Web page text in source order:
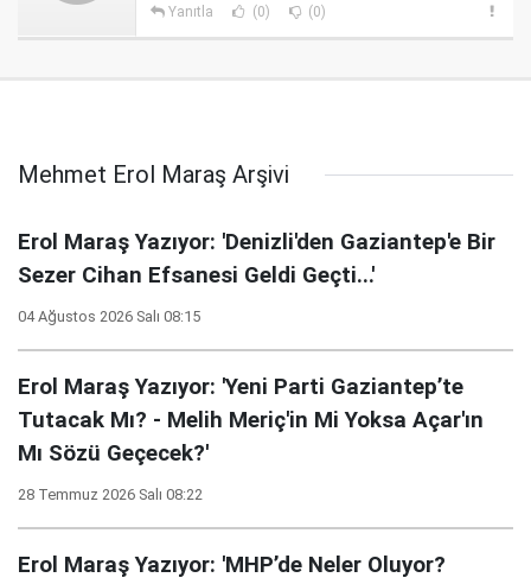
Yanıtla (0) (0)
Mehmet Erol Maraş Arşivi
Erol Maraş Yazıyor: 'Denizli'den Gaziantep'e Bir
Sezer Cihan Efsanesi Geldi Geçti...'
04 Ağustos 2026 Salı 08:15
Erol Maraş Yazıyor: 'Yeni Parti Gaziantep’te
Tutacak Mı? - Melih Meriç'in Mi Yoksa Açar'ın
Mı Sözü Geçecek?'
28 Temmuz 2026 Salı 08:22
Erol Maraş Yazıyor: 'MHP’de Neler Oluyor?